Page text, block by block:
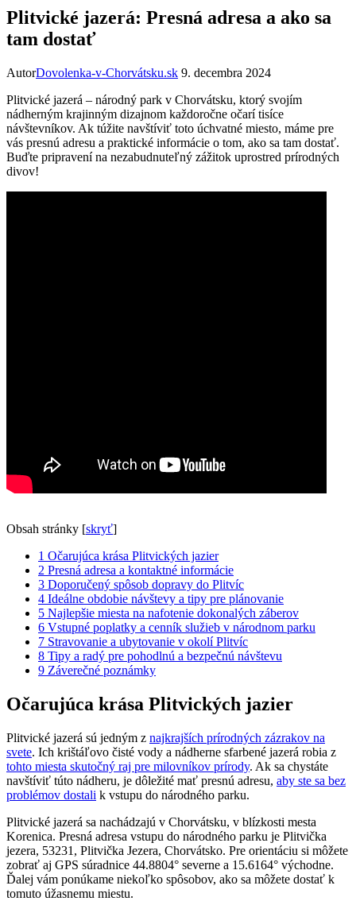
Plitvické jazerá: Presná adresa a ako sa
tam dostať
AutorDovolenka-v-Chorvátsku.sk 9. decembra 2024
Plitvické jazerá – národný park v Chorvátsku, ktorý svojím
nádherným krajinným dizajnom každoročne očarí tisíce
návštevníkov. Ak túžite navštíviť toto úchvatné miesto, máme pre
vás presnú adresu a praktické informácie o tom, ako sa tam dostať.
Buďte pripravení na nezabudnuteľný zážitok uprostred prírodných
divov!
Obsah stránky [skryť]
1 Očarujúca krása Plitvických jazier
2 Presná adresa a kontaktné informácie
3 Doporučený spôsob dopravy do Plitvíc
4 Ideálne obdobie návštevy a tipy pre plánovanie
5 Najlepšie miesta na nafotenie dokonalých záberov
6 Vstupné poplatky a cenník služieb v národnom parku
7 Stravovanie a ubytovanie v okolí Plitvíc
8 Tipy a radý pre pohodlnú a bezpečnú návštevu
9 Záverečné poznámky
Očarujúca krása Plitvických jazier
Plitvické jazerá sú jedným z najkrajších prírodných zázrakov na
svete. Ich krištáľovo čisté vody a nádherne sfarbené jazerá robia z
tohto miesta skutočný raj pre milovníkov prírody. Ak sa chystáte
navštíviť túto nádheru, je dôležité mať presnú adresu, aby ste sa bez
problémov dostali k vstupu do národného parku.
Plitvické jazerá sa nachádzajú v Chorvátsku, v blízkosti mesta
Korenica. Presná adresa vstupu do národného parku je Plitvička
jezera, 53231, Plitvička Jezera, Chorvátsko. Pre orientáciu si môžete
zobrať aj GPS súradnice 44.8804° severne a 15.6164° východne.
Ďalej vám ponúkame niekoľko spôsobov, ako sa môžete dostať k
tomuto úžasnemu miestu.